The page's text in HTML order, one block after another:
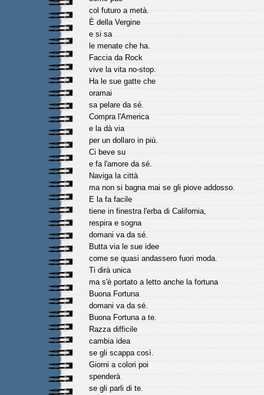
col futuro a metà.
È della Vergine
e si sa
le menate che ha.
Faccia da Rock
vive la vita no-stop.
Ha le sue gatte che
oramai
sa pelare da sé.
Compra l'America
e la dà via
per un dollaro in più.
Ci beve su
e fa l'amore da sé.
Naviga la città
ma non si bagna mai se gli piove addosso.
E la fa facile
tiene in finestra l'erba di California,
respira e sogna
domani va da sé.
Butta via le sue idee
come se quasi andassero fuori moda.
Ti dirà unica
ma s'è portato a letto anche la fortuna
Buona Fortuna
domani va da sé.
Buona Fortuna a te.
Razza difficile
cambia idea
se gli scappa così.
Giorni a colori poi
spenderà
se gli parli di te.